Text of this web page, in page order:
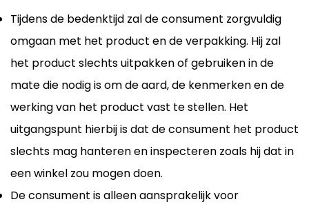
Tijdens de bedenktijd zal de consument zorgvuldig
omgaan met het product en de verpakking. Hij zal
het product slechts uitpakken of gebruiken in de
mate die nodig is om de aard, de kenmerken en de
werking van het product vast te stellen. Het
uitgangspunt hierbij is dat de consument het product
slechts mag hanteren en inspecteren zoals hij dat in
een winkel zou mogen doen.
De consument is alleen aansprakelijk voor